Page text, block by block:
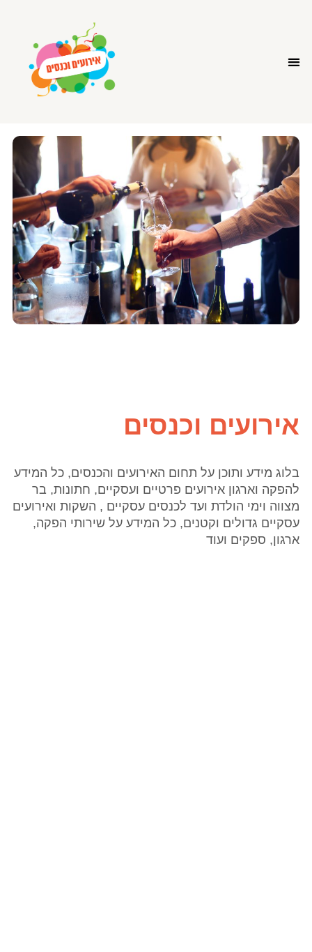
אירועים וכנסים
בלוג מידע ותוכן על תחום האירועים והכנסים, כל המידע
להפקה וארגון אירועים פרטיים ועסקיים, חתונות, בר
מצווה וימי הולדת ועד לכנסים עסקיים , השקות ואירועים
עסקיים גדולים וקטנים, כל המידע על שירותי הפקה,
ארגון, ספקים ועוד